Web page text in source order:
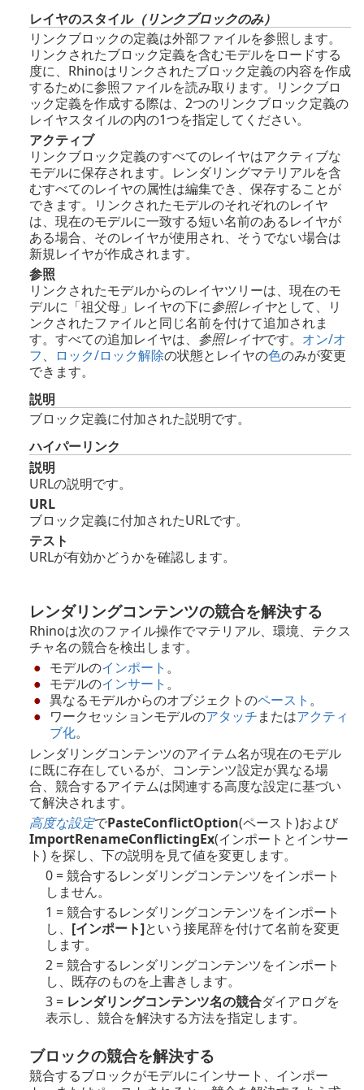
レイヤのスタイル（リンクブロックのみ）
リンクブロックの定義は外部ファイルを参照します。
リンクされたブロック定義を含むモデルをロードする
度に、Rhinoはリンクされたブロック定義の内容を作成
するために参照ファイルを読み取ります。リンクブロ
ック定義を作成する際は、2つのリンクブロック定義の
レイヤスタイルの内の1つを指定してください。
アクティブ
リンクブロック定義のすべてのレイヤはアクティブな
モデルに保存されます。レンダリングマテリアルを含
むすべてのレイヤの属性は編集でき、保存することが
できます。リンクされたモデルのそれぞれのレイヤ
は、現在のモデルに一致する短い名前のあるレイヤが
ある場合、そのレイヤが使用され、そうでない場合は
新規レイヤが作成されます。
参照
リンクされたモデルからのレイヤツリーは、現在のモ
デルに「祖父母」レイヤの下に参照レイヤとして、リ
ンクされたファイルと同じ名前を付けて追加されま
す。すべての追加レイヤは、 参照レイヤです。 オン/オ
フ、 ロック/ロック解除の状態とレイヤの色のみが変更
できます。
説明
ブロック定義に付加された説明です。
ハイパーリンク
説明
URLの説明です。
URL
ブロック定義に付加されたURLです。
テスト
URLが有効かどうかを確認します。
レンダリングコンテンツの競合を解決する
Rhinoは次のファイル操作でマテリアル、環境、テクス
チャ名の競合を検出します。
モデルのインポート 。
モデルのインサート 。
異なるモデルからのオブジェクトのペースト 。
ワークセッションモデルのアタッチまたはアクティ
ブ化。
レンダリングコンテンツのアイテム名が現在のモデル
に既に存在しているが、コンテンツ設定が異なる場
合、競合するアイテムは関連する高度な設定に基づい
て解決されます。
高度な設定でPasteConflictOption(ペースト)および
ImportRenameConflictingEx(インポートとインサー
ト) を探し、下の説明を見て値を変更します。
0 = 競合するレンダリングコンテンツをインポート
しません。
1 = 競合するレンダリングコンテンツをインポート
し、 [インポート]という接尾辞を付けて名前を変更
します。
2 = 競合するレンダリングコンテンツをインポート
し、既存のものを上書きします。
3 = レンダリングコンテンツ名の競合ダイアログを
表示し、競合を解決する方法を指定します。
ブロックの競合を解決する
競合するブロックがモデルにインサート、インポー